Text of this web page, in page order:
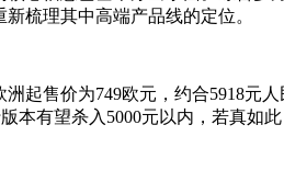
梳理其中高端产品线的定位。
起售价为749欧元，约合5918元
本有望杀入5000元以内，若真如